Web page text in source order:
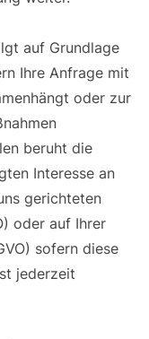
auf Grundlage
Ihre Anfrage mit
oder zur
beruht die
Interesse an
gerichteten
oder auf Ihrer
sofern diese
jederzeit